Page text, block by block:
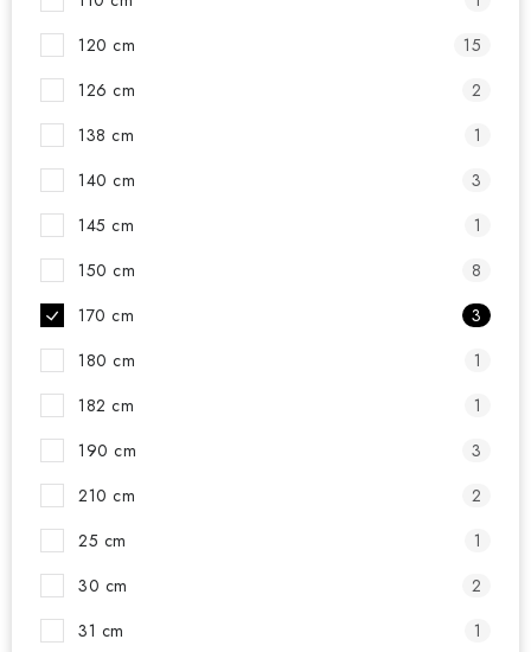
120 cm
15
126 cm
2
138 cm
1
140 cm
3
145 cm
1
150 cm
8
170 cm
3
180 cm
1
182 cm
1
190 cm
3
210 cm
2
25 cm
1
30 cm
2
31 cm
1